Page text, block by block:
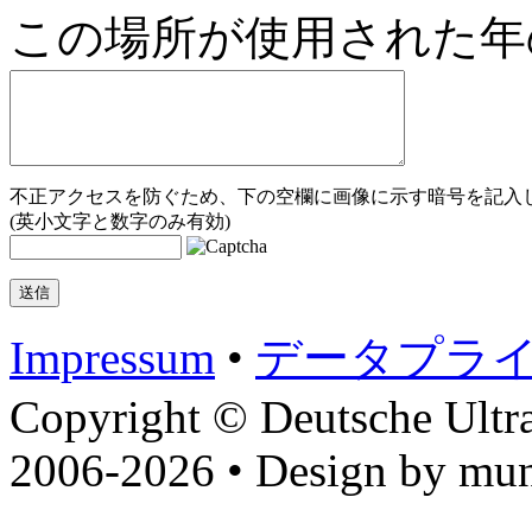
この場所が使用された
不正アクセスを防ぐため、下の空欄に画像に示す暗号を記入
(英小文字と数字のみ有効)
Impressum • データプラ
Copyright © Deutsche
2006-2026 • Design by